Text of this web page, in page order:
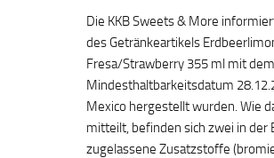
Die KKB Sweets & More
des Getränkeartikels
Fresa/Strawberry 355 ml mit dem
Mindesthaltbarkeitsdatum
Mexico hergestellt wurden. Wie
mitteilt, befinden sich zwei in der
zugelassene Zusatzstoffe